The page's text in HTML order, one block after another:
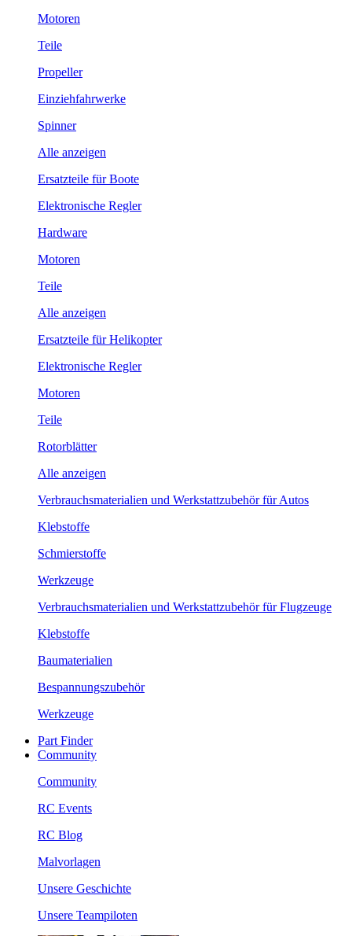
Motoren
Teile
Propeller
Einziehfahrwerke
Spinner
Alle anzeigen
Ersatzteile für Boote
Elektronische Regler
Hardware
Motoren
Teile
Alle anzeigen
Ersatzteile für Helikopter
Elektronische Regler
Motoren
Teile
Rotorblätter
Alle anzeigen
Verbrauchsmaterialien und Werkstattzubehör für Autos
Klebstoffe
Schmierstoffe
Werkzeuge
Verbrauchsmaterialien und Werkstattzubehör für Flugzeuge
Klebstoffe
Baumaterialien
Bespannungszubehör
Werkzeuge
Part Finder
Community
Community
RC Events
RC Blog
Malvorlagen
Unsere Geschichte
Unsere Teampiloten